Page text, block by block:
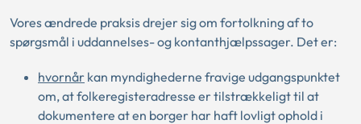
Vores ændrede praksis drejer sig om fortolkning af to
spørgsmål i uddannelses- og kontanthjælpssager. Det er:
hvornår kan myndighederne fravige udgangspunktet
om, at folkeregisteradresse er tilstrækkeligt til at
dokumentere at en borger har haft lovligt ophold i